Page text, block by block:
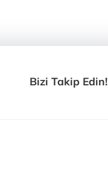
Bizi Takip Edin!